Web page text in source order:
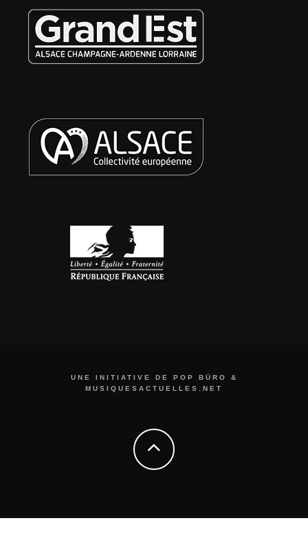
UNE INITIATIVE DE POP BÜRO &
MUSIQUESACTUELLES.NET